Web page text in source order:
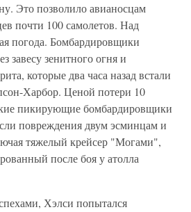
Это позволило авианосцам
почти 100 самолетов. Над
погода. Бомбардировщики
завесу зенитного огня и
которые два часа назад встали
Харбор. Ценой потери 10
пикирующие бомбардировщики
повреждения двум эсминцам и
тяжелый крейсер "Могами",
после боя у атолла
Хэлси попытался